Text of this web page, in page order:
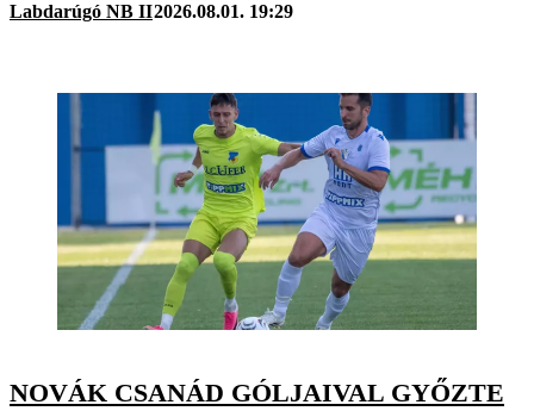
Labdarúgó NB II2026.08.01. 19:29
NOVÁK CSANÁD GÓLJAIVAL GYŐZTE